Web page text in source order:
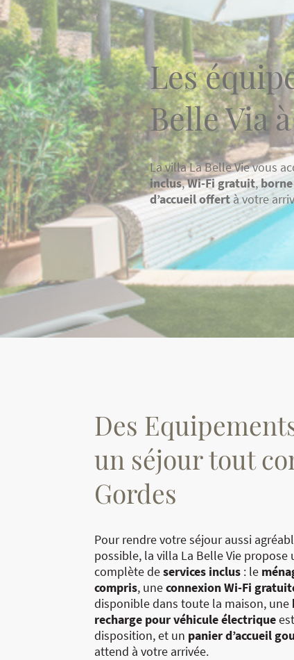
Les
Belle Via
La villa La Belle Vie vous
inclus,Wi-Fi gratuit,
d’accueil offertà votre
Des
un séjour tout
Gordes
Pour rendre votre séjour aussi
possible, la villa La Belle Vie propose
complète deservices inclus : le
compris, uneconnexion Wi-Fi
disponible dans toute la maison, une
recharge pour véhicule électrique
disposition, et un panier d’accueil
attend à votre arrivée.